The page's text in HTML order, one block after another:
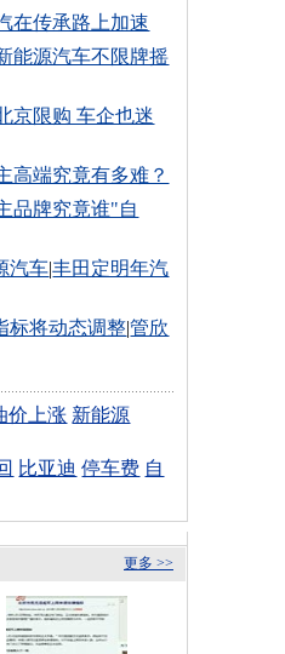
在传承路上加速
能源汽车不限牌摇
京限购 车企也迷
高端究竟有多难？
品牌究竟谁"自
汽车|丰田定明年汽
标将动态调整|管欣
价上涨 新能源
比亚迪 停车费 自
更多 >>